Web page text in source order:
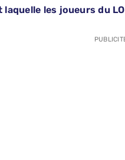
laquelle les joueurs du